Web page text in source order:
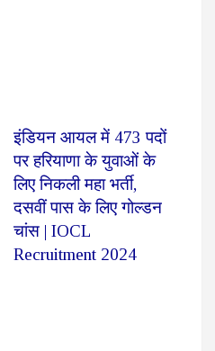
इंडियन आयल में 473 पदों
पर हरियाणा के युवाओं के
लिए निकली महा भर्ती,
दसवीं पास के लिए गोल्डन
चांस | IOCL
Recruitment 2024